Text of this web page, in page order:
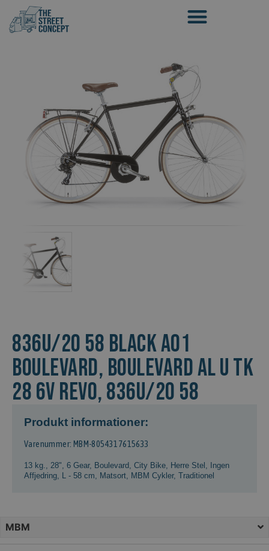
836U/20 58 BLACK A01
Boulevard, BOULEVARD AL U TK
28 6V REVO, 836U/20 58
Produkt informationer:
Varenummer: MBM-8054317615633
13 kg. 28" 6 Gear, Boulevard City Bike Herre Stel
Ingen
Affjedring L - 58 cm Matsort MBM Cykler, Traditionel
MBM